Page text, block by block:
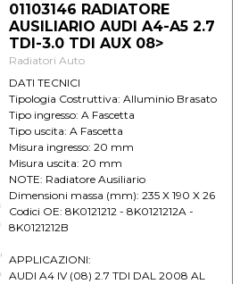
CLIMA: + CAMBIO: A
AUDI A7 (10) 2.8 FSI DAL 2010 AL --
CLIMA: + CAMBIO: A
AUDI A7 (10) 3.0 TDI DAL 2010 AL --
CLIMA: + CAMBIO: A
AUDI A7 (10) 3.0 TFSI DAL 2010 AL --
CLIMA: + CAMBIO: A
AUDI Q5 (08) 3.2 FSI DAL 2008 AL --
CLIMA: +/- CAMBIO: A
01103146 RADIATORE
AUSILIARIO AUDI A4-A5 2.7
TDI-3.0 TDI AUX 08>
Radiatori Auto
DATI TECNICI
Tipologia Costruttiva: Alluminio Brasato
Tipo ingresso: A Fascetta
Tipo uscita: A Fascetta
Misura ingresso: 20 mm
Misura uscita: 20 mm
NOTE: Radiatore Ausiliario
Dimensioni massa (mm): 235 X 190 X 26
Codici OE: 8K0121212 - 8K0121212A -
8K0121212B
APPLICAZIONI:
AUDI A4 IV (08) 2.7 TDI DAL 2008 AL